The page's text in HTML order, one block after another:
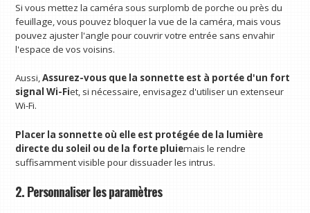
Si vous mettez la caméra sous surplomb de porche ou près du
feuillage, vous pouvez bloquer la vue de la caméra, mais vous
pouvez ajuster l'angle pour couvrir votre entrée sans envahir
l'espace de vos voisins.
Aussi,Assurez-vous que la sonnette est à portée d'un fort
signal Wi-Fiet, si nécessaire, envisagez d'utiliser un extenseur
Wi-Fi.
Placer la sonnette où elle est protégée de la lumière
directe du soleil ou de la forte pluiemais le rendre
suffisamment visible pour dissuader les intrus.
2. Personnaliser les paramètres